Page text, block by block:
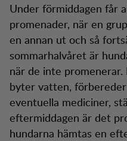
Under förmiddagen får
promenader, när en
en annan ut och så
sommarhalvåret är
när de inte promenerar.
byter vatten,
eventuella mediciner,
eftermiddagen är det
hundarna hämtas en